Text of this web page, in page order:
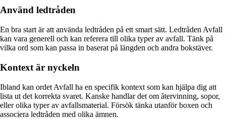
Använd ledtråden
En bra start är att använda ledtråden på ett smart sätt. Ledtråden Avfall
kan vara generell och kan referera till olika typer av avfall. Tänk på
vilka ord som kan passa in baserat på längden och andra bokstäver.
Kontext är nyckeln
Ibland kan ordet Avfall ha en specifik kontext som kan hjälpa dig att
lista ut det korrekta svaret. Kanske handlar det om återvinning, sopor,
eller olika typer av avfallsmaterial. Försök tänka utanför boxen och
associera ledtråden med olika ämnen.